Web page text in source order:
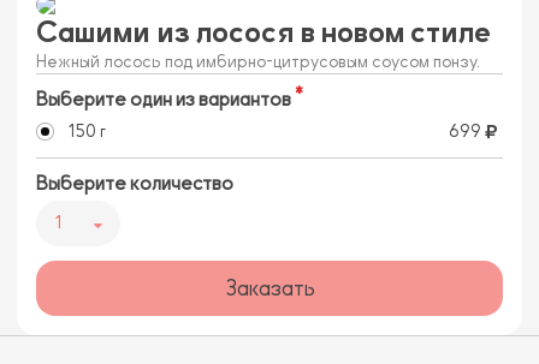
Сашими из лосося в новом стиле
Нежный лосось под имбирно-цитрусовым соусом понзу.
Выберите один из вариантов
150 г 699
Выберите количество
1
Заказать